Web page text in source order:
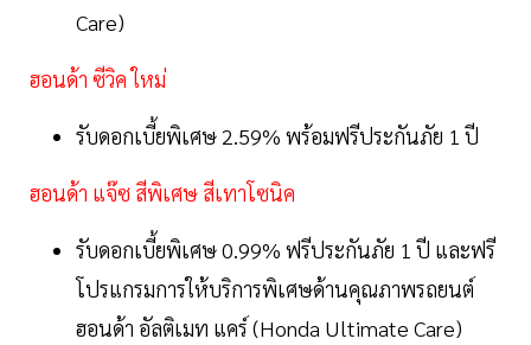
Care)
ฮอนด้า ซีวิค ใหม่
รับดอกเบี้ยพิเศษ 2.59% พร้อมฟรีประกันภัย 1 ปี
ฮอนด้า แจ๊ซ สีพิเศษ สีเทาโซนิค
รับดอกเบี้ยพิเศษ 0.99% ฟรีประกันภัย 1 ปี และฟรี
โปรแกรมการให้บริการพิเศษด้านคุณภาพรถยนต์
ฮอนด้า อัลติเมท แคร์ (Honda Ultimate Care)